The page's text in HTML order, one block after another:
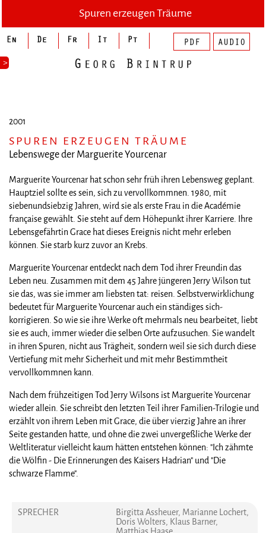
>
Spuren erzeugen Träume
2001
SPUREN ERZEUGEN TRÄUME
Lebenswege der Marguerite Yourcenar
Marguerite Yourcenar hat schon sehr früh ihren Lebensweg geplant.
Hauptziel sollte es sein, sich zu vervollkommnen. 1980, mit
siebenundsiebzig Jahren, wird sie als erste Frau in die Académie
française gewählt. Sie steht auf dem Höhepunkt ihrer Karriere. Ihre
Lebensgefährtin Grace hat dieses Ereignis nicht mehr erleben
können. Sie starb kurz zuvor an Krebs.
Marguerite Yourcenar entdeckt nach dem Tod ihrer Freundin das
Leben neu. Zusammen mit dem 45 Jahre jüngeren Jerry Wilson tut
sie das, was sie immer am liebsten tat: reisen. Selbstverwirklichung
bedeutet für Marguerite Yourcenar auch ein ständiges sich-
korrigieren. So wie sie ihre Werke oft mehrmals neu bearbeitet, liebt
sie es auch, immer wieder die selben Orte aufzusuchen. Sie wandelt
in ihren Spuren, nicht aus Trägheit, sondern weil sie sich durch diese
Vertiefung mit mehr Sicherheit und mit mehr Bestimmtheit
vervollkommnen kann.
Nach dem frühzeitigen Tod Jerry Wilsons ist Marguerite Yourcenar
wieder allein. Sie schreibt den letzten Teil ihrer Familien-Trilogie und
erzählt von ihrem Leben mit Grace, die über vierzig Jahre an ihrer
Seite gestanden hatte, und ohne die zwei unvergeßliche Werke der
Weltliteratur vielleicht kaum hätten entstehen können: "Ich zähmte
die Wölfin - Die Erinnerungen des Kaisers Hadrian" und "Die
schwarze Flamme".
SPRECHER
Birgitta Assheuer, Marianne Lochert,
Doris Wolters, Klaus Barner,